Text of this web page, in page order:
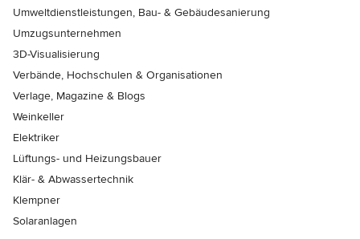
Umweltdienstleistungen, Bau- & Gebäudesanierung
Umzugsunternehmen
3D-Visualisierung
Verbände, Hochschulen & Organisationen
Verlage, Magazine & Blogs
Weinkeller
Elektriker
Lüftungs- und Heizungsbauer
Klär- & Abwassertechnik
Klempner
Solaranlagen